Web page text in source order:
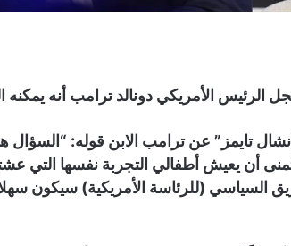
الرئيس الأمريكي دونالد ترامب أنه
تايمز” عن ترامب الابن قوله: “السؤال
أن يعيش أطفالي التجربة نفسها التي
السياسي (للرئاسة الأمريكية) سيكون